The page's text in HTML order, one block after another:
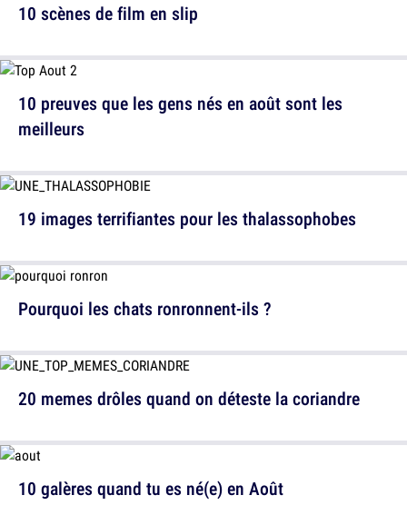
10 preuves que les gens nés en août sont les
meilleurs
Pourquoi les chats ronronnent-ils ?
10 galères quand tu es né(e) en Août
10 scènes de film en slip
19 images terrifiantes pour les thalassophobes
20 memes drôles quand on déteste la coriandre